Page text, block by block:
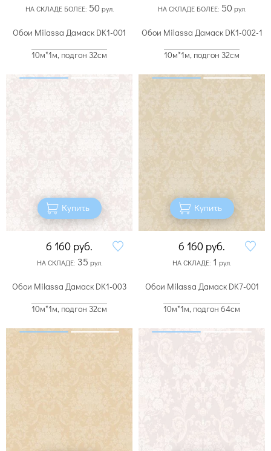
НА СКЛАДЕ БОЛЕЕ: 50рул. НА СКЛАДЕ БОЛЕЕ: 50рул.
Обои Milassa Дамаск DK1-001
10м*1м, подгон 32см
Купить
6 160 руб.
НА СКЛАДЕ: 35 рул.
Обои Milassa Дамаск DK1-002-1
10м*1м, подгон 32см
Купить
6 160 руб.
НА СКЛАДЕ: 1 рул.
Обои Milassa Дамаск DK1-003
10м*1м, подгон 32см
Обои Milassa Дамаск DK7-001
10м*1м, подгон 64см